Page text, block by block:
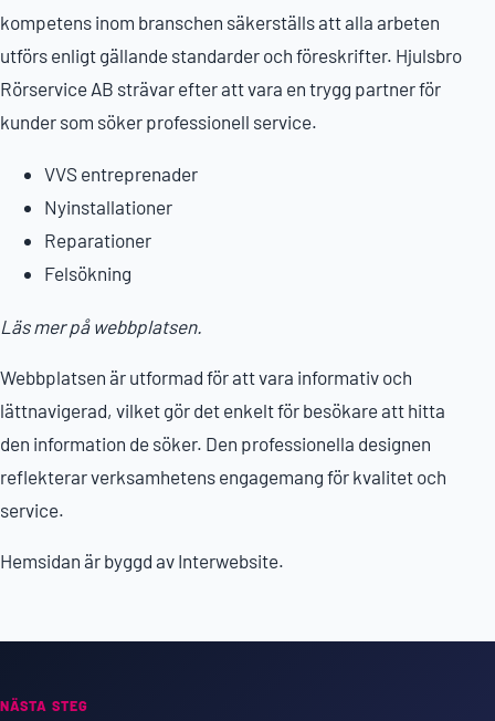
kompetens inom branschen säkerställs att alla arbeten
utförs enligt gällande standarder och föreskrifter. Hjulsbro
Rörservice AB strävar efter att vara en trygg partner för
kunder som söker professionell service.
VVS entreprenader
Nyinstallationer
Reparationer
Felsökning
Läs mer på webbplatsen.
Webbplatsen är utformad för att vara informativ och
lättnavigerad, vilket gör det enkelt för besökare att hitta
den information de söker. Den professionella designen
reflekterar verksamhetens engagemang för kvalitet och
service.
Hemsidan är byggd av Interwebsite.
NÄSTA STEG